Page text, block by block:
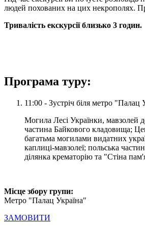
людей похованих на цих некрополях.
Тривалість екскурсії близько 3 годин.
Програма туру:
11:00 - Зустріч біля метро "Палац
Могила Лесі Українки, мавзолей
частина Байкового кладовища;
багатьма могилами видатних
каплиці-мавзолеї; польська
ділянка крематорію та "Стіна
Місце збору групи:
Метро "Палац Україна"
ЗАМОВИТИ